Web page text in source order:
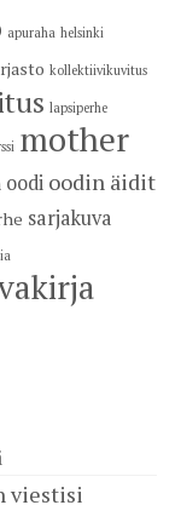
apuraha helsinki
kollektiivikuvitus
lapsiperhe
mother
oodi oodin äidit
sarjakuva
viestisi